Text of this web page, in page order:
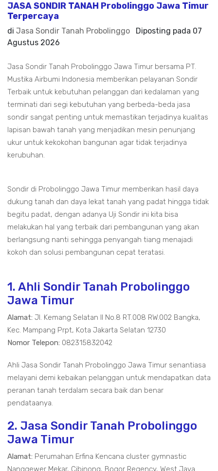
JASA SONDIR TANAH Probolinggo Jawa Timur
Terpercaya
di Jasa Sondir Tanah Probolinggo Diposting pada 07
Agustus 2026
Jasa Sondir Tanah Probolinggo Jawa Timur bersama PT.
Mustika Airbumi Indonesia memberikan pelayanan Sondir
Terbaik untuk kebutuhan pelanggan dari kedalaman yang
terminati dari segi kebutuhan yang berbeda-beda jasa
sondir sangat penting untuk memastikan terjadinya kualitas
lapisan bawah tanah yang menjadikan mesin penunjang
ukur untuk kekokohan bangunan agar tidak terjadinya
kerubuhan.
Sondir di Probolinggo Jawa Timur memberikan hasil daya
dukung tanah dan daya lekat tanah yang padat hingga tidak
begitu padat, dengan adanya Uji Sondir ini kita bisa
melakukan hal yang terbaik dari pembangunan yang akan
berlangsung nanti sehingga penyangah tiang menajadi
kokoh dan solusi pembangunan cepat teratasi.
1. Ahli Sondir Tanah Probolinggo
Jawa Timur
Alamat: Jl. Kemang Selatan II No.8 RT.008 RW.002 Bangka,
Kec. Mampang Prpt, Kota Jakarta Selatan 12730
Nomor Telepon: 082315832042
Ahli Jasa Sondir Tanah Probolinggo Jawa Timur senantiasa
melayani demi kebaikan pelanggan untuk mendapatkan data
peranan tanah terdalam secara baik dan benar
pendataanya.
2. Jasa Sondir Tanah Probolinggo
Jawa Timur
Alamat: Perumahan Erfina Kencana cluster gymnastic
Nanggewer Mekar, Cibinong, Bogor Regency, West Java